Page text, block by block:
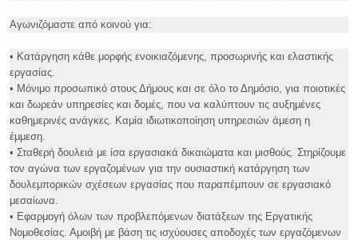
Αγωνιζόμαστε από κοινού για:
• Κατάργηση κάθε μορφής ενοικιαζόμενης, προσωρινής και ελαστικής
εργασίας.
• Μόνιμο προσωπικό στους Δήμους και σε όλο το Δημόσιο, για ποιοτικές
και δωρεάν υπηρεσίες και δομές, που να καλύπτουν τις αυξημένες
καθημερινές ανάγκες. Καμία ιδιωτικοποίηση υπηρεσιών άμεση η
έμμεση.
• Σταθερή δουλειά με ίσα εργασιακά δικαιώματα και μισθούς. Στηρίζουμε
τον αγώνα των εργαζομένων για την ουσιαστική κατάργηση των
δουλεμπορικών σχέσεων εργασίας που παραπέμπουν σε εργασιακό
μεσαίωνα.
• Εφαρμογή όλων των προβλεπόμενων διατάξεων της Εργατικής
Νομοθεσίας. Αμοιβή με βάση τις ισχύουσες αποδοχές των εργαζόμενων